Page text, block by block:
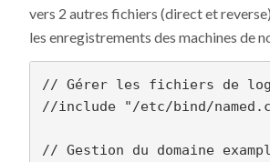
vers 2 autres fichiers (direct et
les enregistrements des machines de
// Gérer les fichiers de
//include "/etc/bind/
// Gestion du domaine